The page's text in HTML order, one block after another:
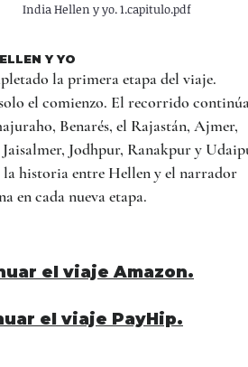
India Hellen y yo. 1.capitulo.pdf
Y YO
la primera etapa del viaje.
el comienzo. El recorrido
Benarés, el Rajastán, Ajmer,
Jaisalmer, Jodhpur, Ranakpur y
historia entre Hellen y el narrador
en cada nueva etapa.
el viaje Amazon.
el viaje PayHip.